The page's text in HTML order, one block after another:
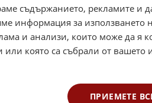
съдържанието, рекламите и
информация за използването
и анализи, които може да я
която са събрали от вашето
ПРИЕМЕТЕ